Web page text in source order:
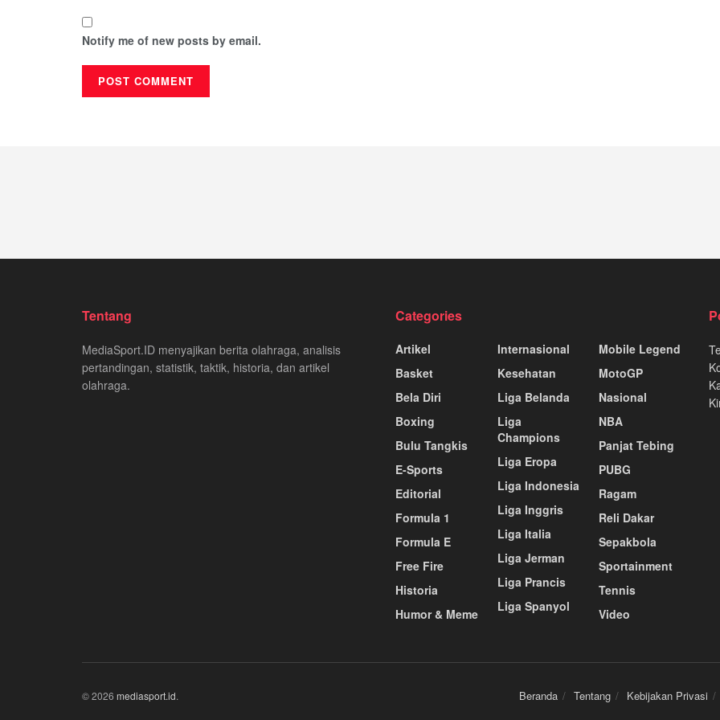
Notify me of new posts by email.
Tentang
MediaSport.ID menyajikan berita olahraga, analisis
pertandingan, statistik, taktik, historia, dan artikel
olahraga.
Categories
Artikel
Basket
Bela Diri
Boxing
Bulu Tangkis
E-Sports
Editorial
Formula 1
Formula E
Free Fire
Historia
Humor & Meme
Internasional
Kesehatan
Liga Belanda
Liga
Champions
Liga Eropa
Liga Indonesia
Liga Inggris
Liga Italia
Liga Jerman
Liga Prancis
Liga Spanyol
Mobile Legend
MotoGP
Nasional
NBA
Panjat Tebing
PUBG
Ragam
Reli Dakar
Sepakbola
Sportainment
Tennis
Video
Beranda Tentang Kebijakan Privasi
© 2026 mediasport.id.